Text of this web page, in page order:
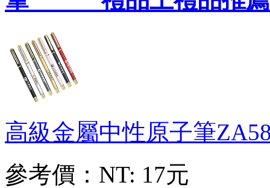
高級金屬中性原子筆
參考價： NT: 17元